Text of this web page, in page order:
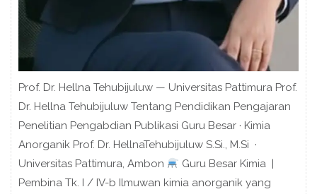
Prof. Dr. Hellna Tehubijuluw — Universitas Pattimura Prof.
Dr. Hellna Tehubijuluw Tentang Pendidikan Pengajaran
Penelitian Pengabdian Publikasi Guru Besar · Kimia
Anorganik Prof. Dr. HellnaTehubijuluw S.Si., M.Si ·
Universitas Pattimura, Ambon
Guru Besar Kimia |
Pembina Tk. I / IV-b Ilmuwan kimia anorganik yang